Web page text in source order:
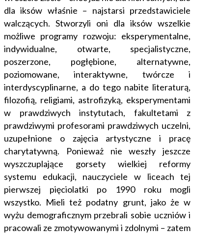
dla iksów właśnie – najstarsi przedstawiciele
walczących. Stworzyli oni dla iksów wszelkie
możliwe programy rozwoju: eksperymentalne,
indywidualne, otwarte, specjalistyczne,
poszerzone, pogłębione, alternatywne,
poziomowane, interaktywne, twórcze i
interdyscyplinarne, a do tego nabite literaturą,
filozofią, religiami, astrofizyką, eksperymentami
w prawdziwych instytutach, fakultetami z
prawdziwymi profesorami prawdziwych uczelni,
uzupełnione o zajęcia artystyczne i pracę
charytatywną. Ponieważ nie weszły jeszcze
wyszczuplające gorsety wielkiej reformy
systemu edukacji, nauczyciele w liceach tej
pierwszej pięciolatki po 1990 roku mogli
wszystko. Mieli też podatny grunt, jako że w
wyżu demograficznym przebrali sobie uczniów i
pracowali ze zmotywowanymi i zdolnymi – zatem